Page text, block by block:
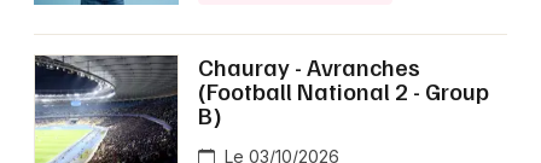
Chauray - Avranches
(Football National 2 - Group
B)
Le 03/10/2026